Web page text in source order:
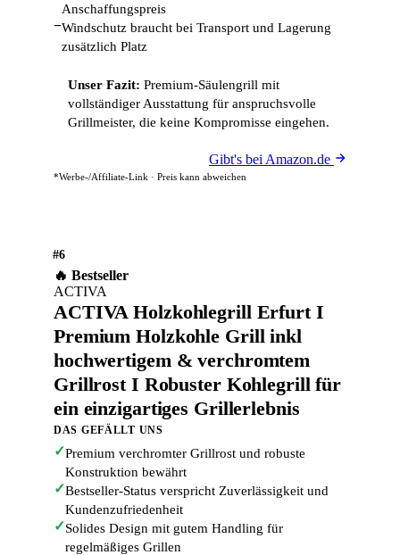
Anschaffungspreis
−Windschutz braucht bei Transport und Lagerung
zusätzlich Platz
Unser Fazit: Premium-Säulengrill mit
vollständiger Ausstattung für anspruchsvolle
Grillmeister, die keine Kompromisse eingehen.
Gibt's bei Amazon.de
*Werbe-/Affiliate-Link · Preis kann abweichen
#6
🔥 Bestseller
ACTIVA
ACTIVA Holzkohlegrill Erfurt I
Premium Holzkohle Grill inkl
hochwertigem & verchromtem
Grillrost I Robuster Kohlegrill für
ein einzigartiges Grillerlebnis
DAS GEFÄLLT UNS
✓Premium verchromter Grillrost und robuste
Konstruktion bewährt
✓Bestseller-Status verspricht Zuverlässigkeit und
Kundenzufriedenheit
✓Solides Design mit gutem Handling für
regelmäßiges Grillen